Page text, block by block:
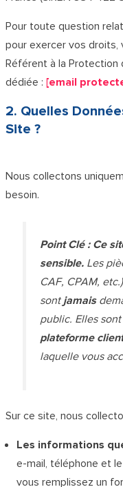
Pour toute question
pour exercer vos
Référent à la Protection
dédiée :[email
2. Quelles
Site ?
Nous collectons
besoin.
Point Clé : Ce
sensible.Les
CAF, CPAM,
sont jamais
public. Elles
plateforme
laquelle vous
Sur ce site, nous
Les informations
e-mail, téléphone et
vous remplissez un